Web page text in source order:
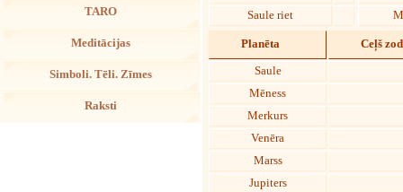
TARO
Meditācijas
Simboli. Tēli. Zīmes
Raksti
Saule riet
Planēta Ceļš
Saule
Mēness
Merkurs
Venēra
Marss
Jupiters